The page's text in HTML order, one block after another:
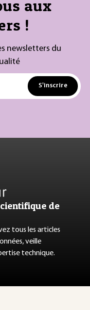
aux
!
newsletters du
S'inscrire
de
tous les articles
veille
technique.